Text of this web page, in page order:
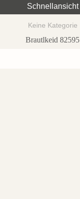
Schnellansicht
Keine Kategorie
Brautlkeid 82595